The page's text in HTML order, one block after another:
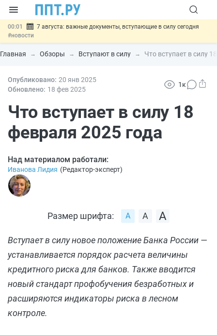
00:01
7 августа: важные документы, вступающие в силу сегодня
#новости
06.08 Минпромторг предложил запретить смешанные лоты
электроники в госзакупках#новости
06.08 Возврат денег за риелторские услуги при недействительных
сделках: инициатива#новости
банковской гарантией
Главная Обзоры Вступают в силу Что вступает в силу
Опубликовано: 20 янв2025
Обновлено: 18 фев2025
1к
Что вступает в силу 18
февраля 2025 года
Над материалом работали:
Иванова Лидия (Редактор-эксперт)
Размер шрифта:
Вступает в силу новое положение Банка России —
устанавливается порядок расчета величины
кредитного риска для банков. Также вводится
новый стандарт профобучения безработных и
расширяются индикаторы риска в лесном
контроле.